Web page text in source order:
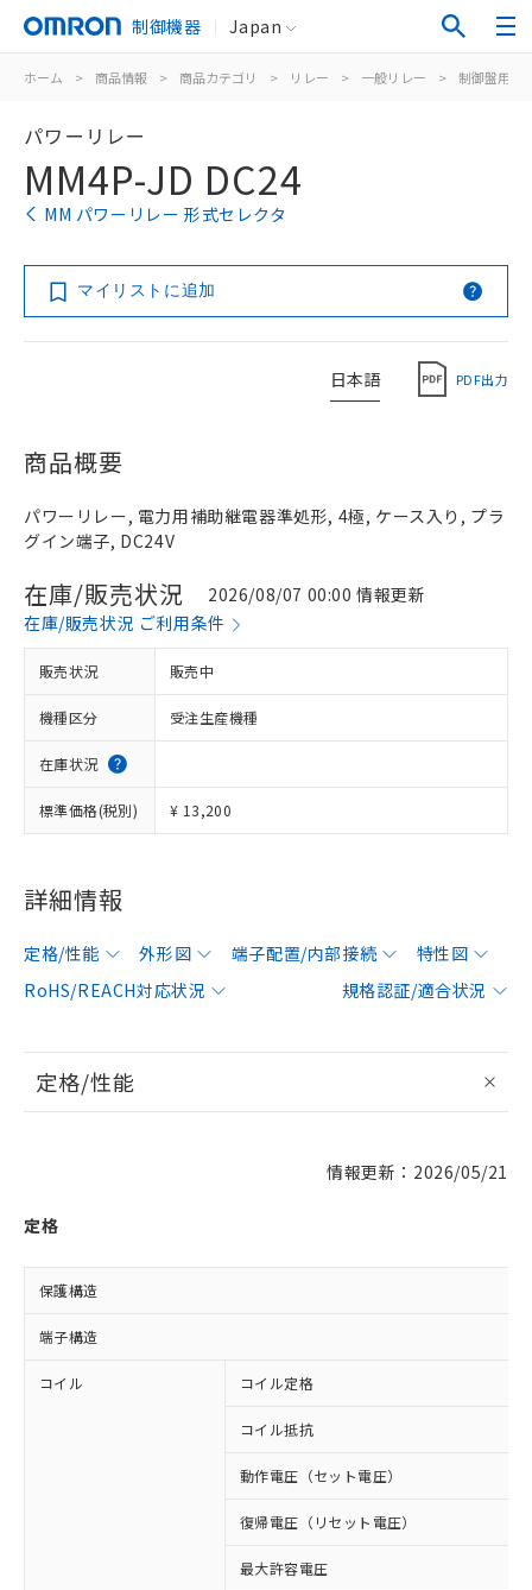
制御機器 Japan
ホーム > 商品情報 > 商品カテゴリ > リレー > 一般リレー > 制御盤用
パワーリレー
MM4P-JD DC24
MM パワーリレー 形式セレクタ
マイリストに追加
日本語 PDF出力
商品概要
パワーリレー, 電力用補助継電器準処形, 4極, ケース入り, プラ
グイン端子, DC24V
在庫/販売状況
2026/08/07 00:00 情報更新
在庫/販売状況 ご利用条件
販売状況 販売中
機種区分 受注生産機種
在庫状況
標準価格(税別) ¥ 13,200
詳細情報
定格/性能 外形図 端子配置/内部接続
特性図
RoHS/REACH対応状況
規格認証/適合状況
定格/性能
情報更新：2026/05/21
定格
保護構造
端子構造
コイル コイル定格
コイル抵抗
動作電圧（セット電圧）
復帰電圧（リセット電圧）
最大許容電圧